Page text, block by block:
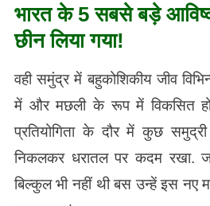
भारत के 5 सबसे बड़े
छीन लिया गया!
वही समुंद्र में बहुकोशिकीय जीव
में और मछली के रूप में विकसित
प्रतियोगिता के दौर में कुछ
निकलकर धरातल पर कदम रखा.
बिल्कुल भी नहीं थी बस उन्हें इस नए